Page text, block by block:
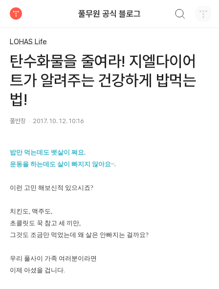
풀무원 공식 블로그
LOHAS Life
탄수화물을 줄여라! 지엘다이어
트가 알려주는 건강하게 밥먹는
법!
풀반장 2017. 10. 12. 10:16
밥만 먹는데도 뱃살이 쪄요.
운동을 하는데도 살이 빠지지 않아요~.
이런 고민 해보신적 있으시죠?
치킨도, 맥주도,
초콜릿도 꾹 참고 세 끼만,
그것도 조금만 먹었는데 왜 살은 안빠지는 걸까요?
우리 풀사이 가족 여러분이라면
이제 아셨을 겁니다.